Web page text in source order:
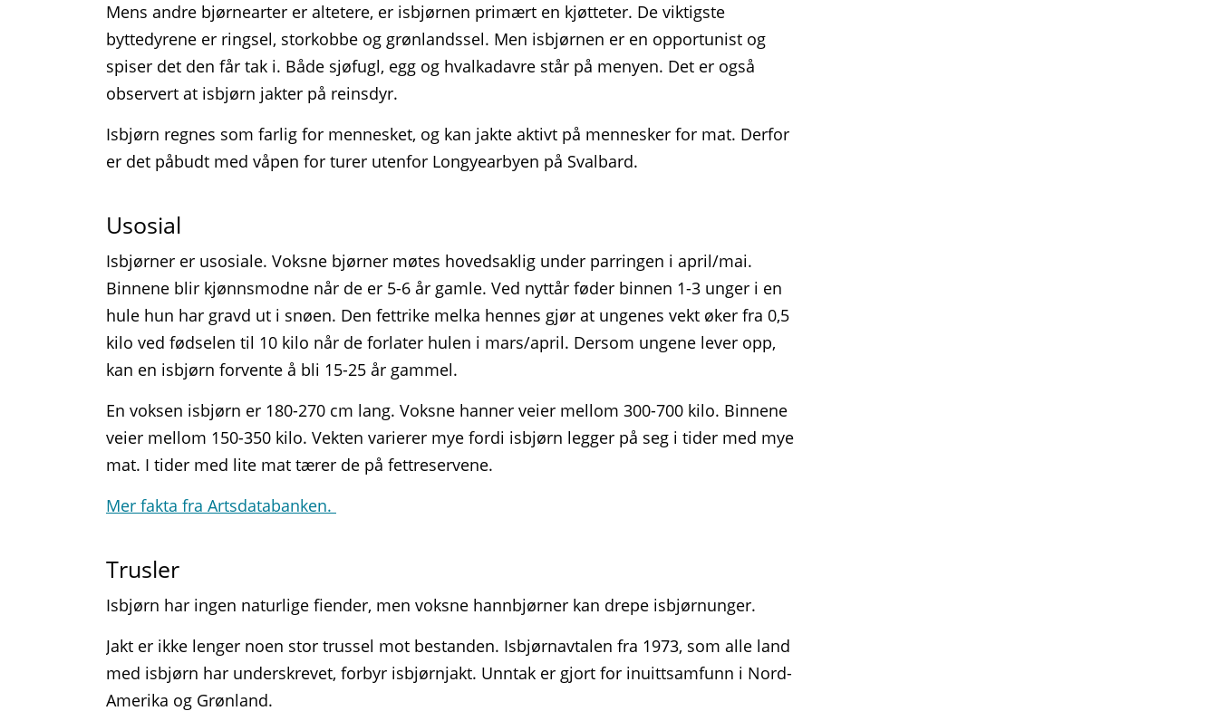
Mens andre bjørnearter er altetere, er isbjørnen primært en kjøtteter. De viktigste
byttedyrene er ringsel, storkobbe og grønlandssel. Men isbjørnen er en opportunist og
spiser det den får tak i. Både sjøfugl, egg og hvalkadavre står på menyen. Det er også
observert at isbjørn jakter på reinsdyr.
Isbjørn regnes som farlig for mennesket, og kan jakte aktivt på mennesker for mat. Derfor
er det påbudt med våpen for turer utenfor Longyearbyen på Svalbard.
Usosial
Isbjørner er usosiale. Voksne bjørner møtes hovedsaklig under parringen i april/mai.
Binnene blir kjønnsmodne når de er 5-6 år gamle. Ved nyttår føder binnen 1-3 unger i en
hule hun har gravd ut i snøen. Den fettrike melka hennes gjør at ungenes vekt øker fra 0,5
kilo ved fødselen til 10 kilo når de forlater hulen i mars/april. Dersom ungene lever opp,
kan en isbjørn forvente å bli 15-25 år gammel.
En voksen isbjørn er 180-270 cm lang. Voksne hanner veier mellom 300-700 kilo. Binnene
veier mellom 150-350 kilo. Vekten varierer mye fordi isbjørn legger på seg i tider med mye
mat. I tider med lite mat tærer de på fettreservene.
Mer fakta fra Artsdatabanken.
Trusler
Isbjørn har ingen naturlige fiender, men voksne hannbjørner kan drepe isbjørnunger.
Jakt er ikke lenger noen stor trussel mot bestanden. Isbjørnavtalen fra 1973, som alle land
med isbjørn har underskrevet, forbyr isbjørnjakt. Unntak er gjort for inuittsamfunn i Nord-
Amerika og Grønland.